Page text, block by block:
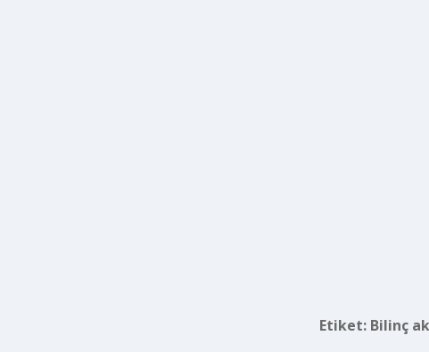
Etiket: Bilinç